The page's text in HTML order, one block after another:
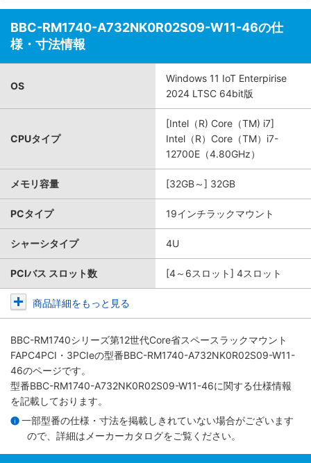
BBC-RM1740-A732NK0R02S09-W11-46の仕
様・寸法情報
OS
Windows 11 IoT Enterpirise
2024 LTSC 64bit版
CPUタイプ
[Intel（R) Core（TM) i7]
Intel（R）Core（TM）i7-
12700E（4.80GHz）
メモリ容量 [32GB～] 32GB
PCタイプ 19インチラックマウント
シャーシタイプ 4U
PCIバス スロット数 [4～6スロット] 4スロット
商品詳細をもっと見る
BBC-RM1740シリーズ第12世代Core省スペースラックマウント
FAPC4PCI・3PCIeの型番BBC-RM1740-A732NK0R02S09-W11-
46のページです。
型番BBC-RM1740-A732NK0R02S09-W11-46に関する仕様情報
を記載しております。
一部型番の仕様・寸法を掲載しきれていない場合がございます
ので、詳細は メーカーカタログをご覧ください。